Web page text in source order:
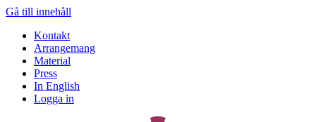
Gå till innehåll
Kontakt
Arrangemang
Material
Press
In English
Logga in